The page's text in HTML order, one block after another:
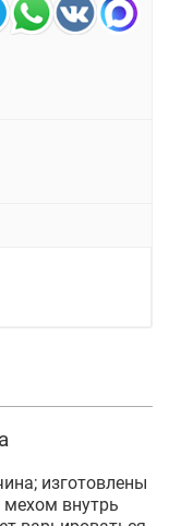
изготовлены
внутрь